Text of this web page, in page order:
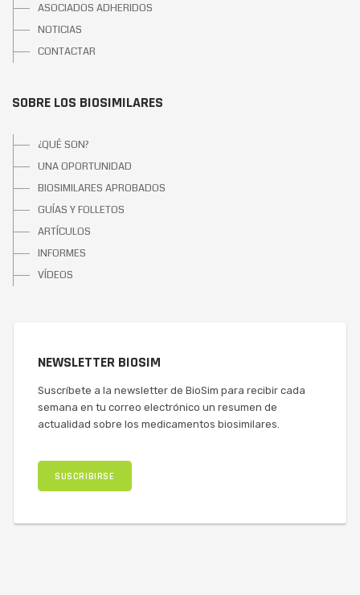
ASOCIADOS ADHERIDOS
NOTICIAS
CONTACTAR
SOBRE LOS BIOSIMILARES
¿QUÉ SON?
UNA OPORTUNIDAD
BIOSIMILARES APROBADOS
GUÍAS Y FOLLETOS
ARTÍCULOS
INFORMES
VÍDEOS
NEWSLETTER BIOSIM
Suscríbete a la newsletter de BioSim para recibir cada
semana en tu correo electrónico un resumen de
actualidad sobre los medicamentos biosimilares.
SUSCRIBIRSE